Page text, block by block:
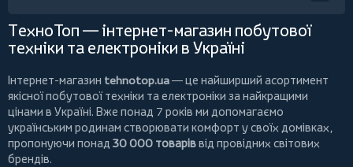
ТехноТоп — інтернет-магазин побутової
техніки та електроніки в Україні
Інтернет-магазин tehnotop.ua— це найширший асортимент
якісної побутової техніки та електроніки за найкращими
цінами в Україні. Вже понад 7 років ми допомагаємо
українським родинам створювати комфорт у своїх домівках,
пропонуючи понад 30 000 товаріввід провідних світових
брендів.